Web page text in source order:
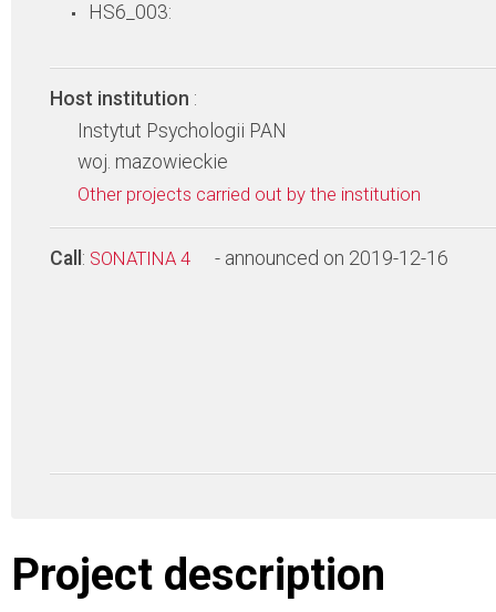
HS6_003:
Host institution :
Instytut Psychologii PAN
woj. mazowieckie
Other projects carried out by the institution
Call : SONATINA 4 - announced on 2019-12-16
Project description